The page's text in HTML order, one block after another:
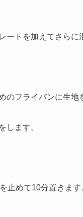
トを加えてさらに
のフライパンに生地
します。
止めて10分置きます